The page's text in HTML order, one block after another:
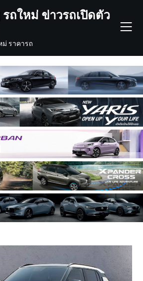
ถใหม่ ข่าวรถเปิดตัว
ม่ ราคารถ